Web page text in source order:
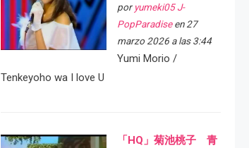
por yumeki05 J-
PopParadiseen 27
marzo 2026 a las 3:44
Yumi Morio /
Tenkeyoho wa I love U
「HQ」菊池桃子 青